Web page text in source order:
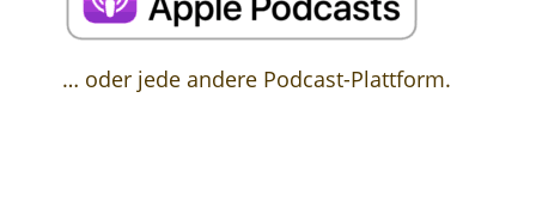
… oder jede andere Podcast-Plattform.